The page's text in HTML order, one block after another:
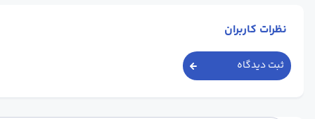
نظرات کاربران
ثبت دیدگاه